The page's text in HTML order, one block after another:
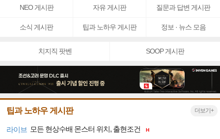
category
GTA6 신규 확장 예고편, 28일 '넷플릭스서 최초 공개'한다
icon
1
category
오버워치 新한국 영웅, 메카 부대 리더 '디몬' 공식 트레일러 공개
category
귀무자: 검의 길, "누구나 일섬의 쾌감을 느끼도록"
icon
탐험은 더하고, 손맛은 그대로 '귀무자: 검의 길'
category
icon
NEO 게시판 자유 게시판 질문과 답변 게시판
소식 게시판 팁과 노하우 게시판 정보 · 뉴스 모음
치지직 팟벤 SOOP 게시판
팁과 노하우 게시판 더보기+
라이브 모든 현상수배 몬스터 위치, 출현조건 H